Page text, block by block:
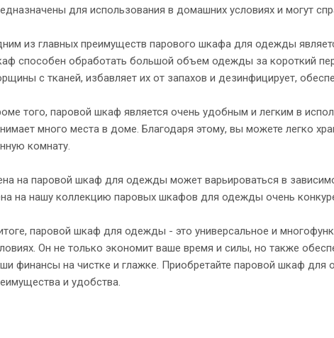
для использования в домашних условиях и могут
из главных преимуществ парового шкафа для одежды
способен обработать большой объем одежды за короткий
с тканей, избавляет их от запахов и дезинфицирует,
того, паровой шкаф является очень удобным и легким в
много места в доме. Благодаря этому, вы можете легко
комнату.
на паровой шкаф для одежды может варьироваться в
на нашу коллекцию паровых шкафов для одежды очень
паровой шкаф для одежды - это универсальное и
Он не только экономит ваше время и силы, но также
финансы на чистке и глажке. Приобретайте паровой шкаф для
и удобства.